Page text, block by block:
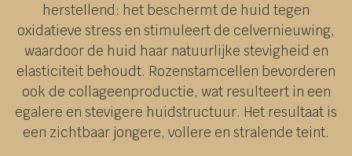
herstellend: het beschermt de huid tegen
oxidatieve stress en stimuleert de celvernieuwing,
waardoor de huid haar natuurlijke stevigheid en
elasticiteit behoudt. Rozenstamcellen bevorderen
ook de collageenproductie, wat resulteert in een
egalere en stevigere huidstructuur. Het resultaat is
een zichtbaar jongere, vollere en stralende teint.